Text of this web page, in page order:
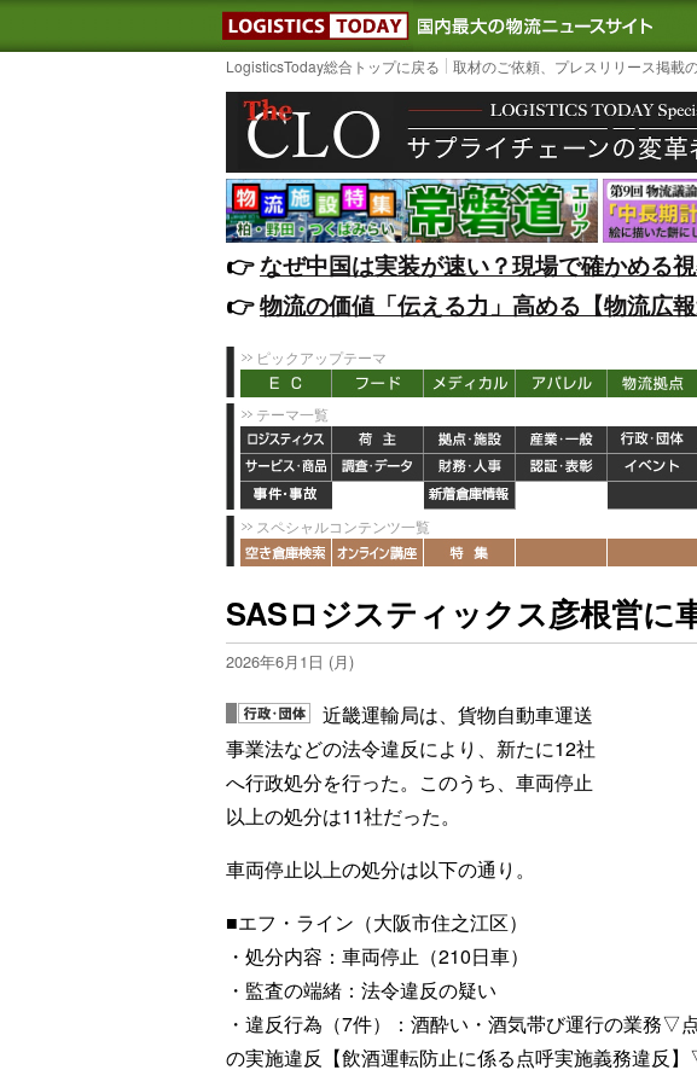
LOGISTICS TODAY｜国内最大
LogisticsToday総合トップに戻る 取材のご依頼、プレスリリース掲載
👉️なぜ中国は実装が速い？現場で確かめる
👉️物流の価値「伝える力」高める【物流広
ピックアップテーマ
テーマ一覧
スペシャルコンテンツ一覧
SASロジスティックス彦根営に
2026年6月1日 (月)
近畿運輸局は、貨物自動車運送
事業法などの法令違反により、新たに12社
へ行政処分を行った。このうち、車両停止
以上の処分は11社だった。
車両停止以上の処分は以下の通り。
■エフ・ライン（大阪市住之江区）
・処分内容：車両停止（210日車）
・監査の端緒：法令違反の疑い
・違反行為（7件）：酒酔い・酒気帯び運行の業務
の実施違反【飲酒運転防止に係る点呼実施義務違反